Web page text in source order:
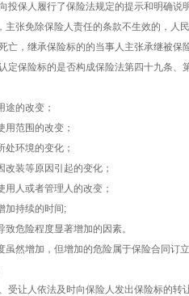
投保人履行了保险法规定的提示和明确
主张免除保险人责任的条款不生效的，人民
亡，继承保险标的的当事人主张承继被保
定保险标的是否构成保险法第四十九条、
的改变；
范围的改变；
环境的变化；
装等原因引起的变化；
人或者管理人的改变；
持续的时间;
危险程度显著增加的因素。
然增加，但增加的危险属于保险合同订
受让人依法及时向保险人发出保险标的